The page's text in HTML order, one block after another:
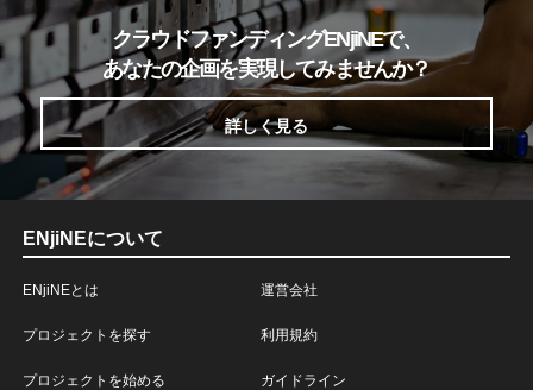
クラウドファンディングENjiNEで、
あなたの企画を実現してみませんか？
詳しく見る
ENjiNEについて
ENjiNEとは
プロジェクトを探す
プロジェクトを始める
運営会社
利用規約
ガイドライン